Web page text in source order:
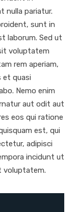
nulla pariatur.
sunt in
laborum. Sed ut
voluptatem
rem aperiam,
et quasi
Nemo enim
aut odit aut
eos qui ratione
est, qui
adipisci
incidunt ut
voluptatem.